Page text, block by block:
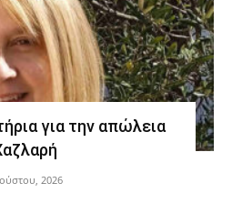
για την απώλεια
2026